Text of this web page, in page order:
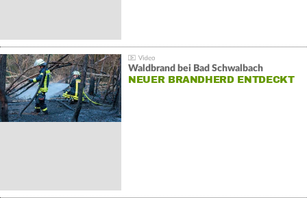
Waldbrand bei Bad Schwalbach
NEUER BRANDHERD ENTDECKT